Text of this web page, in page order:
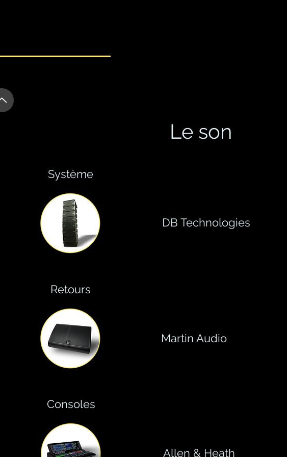
Le son
Système
DB Technologies
Retours
Martin Audio
Consoles
Allen & Heath